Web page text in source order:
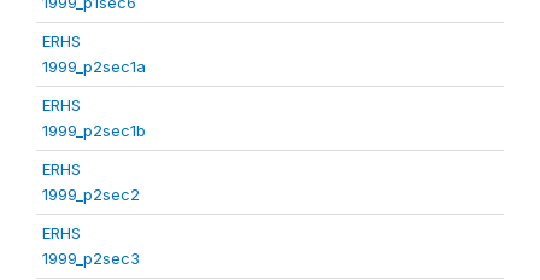
ERHS
1999_p2sec1a
ERHS
1999_p2sec1b
ERHS
1999_p2sec2
ERHS
1999_p2sec3